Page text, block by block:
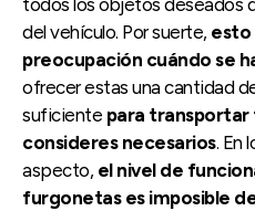
del vehículo. Por suerte, esto
preocupación cuándo se
ofrecer estas una cantidad
suficiente para transportar
consideres necesarios. En
aspecto, el nivel de
furgonetas es imposible